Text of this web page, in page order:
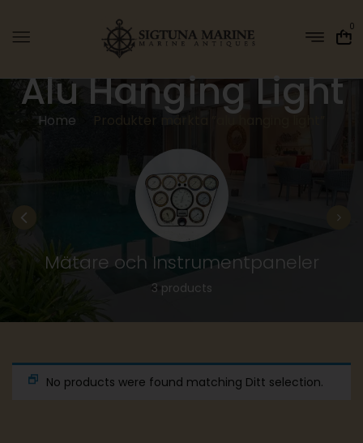
0
Alu Hanging Light
Home Produkter märkta ”alu hanging light”
Mätare och Instrumentpaneler
3 products
No products were found matching Ditt selection.